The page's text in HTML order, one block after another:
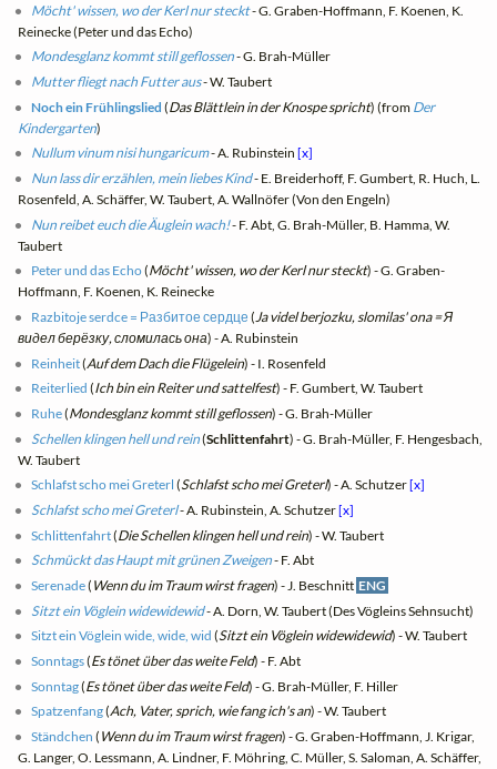
Möcht' wissen, wo der Kerl nur steckt- G. Graben-Hoffmann, F. Koenen, K.
Reinecke (Peter und das Echo)
Mondesglanz kommt still geflossen- G. Brah-Müller
Mutter fliegt nach Futter aus- W. Taubert
Noch ein Frühlingslied (Das Blättlein in der Knospe spricht) (from Der
Kindergarten)
Nullum vinum nisi hungaricum- A. Rubinstein[x]
Nun lass dir erzählen, mein liebes Kind- E. Breiderhoff, F. Gumbert, R. Huch, L.
Rosenfeld, A. Schäffer, W. Taubert, A. Wallnöfer (Von den Engeln)
Nun reibet euch die Äuglein wach!- F. Abt, G. Brah-Müller, B. Hamma, W.
Taubert
Peter und das Echo(Möcht' wissen, wo der Kerl nur steckt) - G. Graben-
Hoffmann, F. Koenen, K. Reinecke
Razbitoje serdce = Разбитое сердце ( Ja videl berjozku, slomilas' ona = Я
видел берёзку, сломилась она) - A. Rubinstein
Reinheit(Auf dem Dach die Flügelein) - I. Rosenfeld
Reiterlied (Ich bin ein Reiter und sattelfest) - F. Gumbert, W. Taubert
Ruhe(Mondesglanz kommt still geflossen) - G. Brah-Müller
Schellen klingen hell und rein(Schlittenfahrt) - G. Brah-Müller, F. Hengesbach,
W. Taubert
Schlafst scho mei Greterl (Schlafst scho mei Greterl) - A. Schutzer[x]
Schlafst scho mei Greterl- A. Rubinstein, A. Schutzer[x]
Schlittenfahrt(Die Schellen klingen hell und rein) - W. Taubert
Schmückt das Haupt mit grünen Zweigen- F. Abt
Serenade( Wenn du im Traum wirst fragen) - J. Beschnitt ENG
Sitzt ein Vöglein widewidewid- A. Dorn, W. Taubert (Des Vögleins Sehnsucht)
Sitzt ein Vöglein wide, wide, wid (Sitzt ein Vöglein widewidewid) - W. Taubert
Sonntags(Es tönet über das weite Feld) - F. Abt
Sonntag(Es tönet über das weite Feld) - G. Brah-Müller, F. Hiller
Spatzenfang(Ach, Vater, sprich, wie fang ich's an) - W. Taubert
Ständchen ( Wenn du im Traum wirst fragen) - G. Graben-Hoffmann, J. Krigar,
G. Langer, O. Lessmann, A. Lindner, F. Möhring, C. Müller, S. Saloman, A. Schäffer,